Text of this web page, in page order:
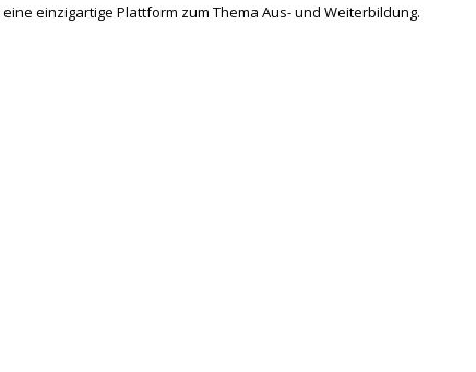
einzigartige Plattform zum Thema Aus- und Weiterbildung.